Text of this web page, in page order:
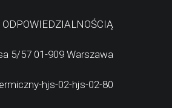
5/57 01-909 Warszawa
hjs-02-hjs-02-80